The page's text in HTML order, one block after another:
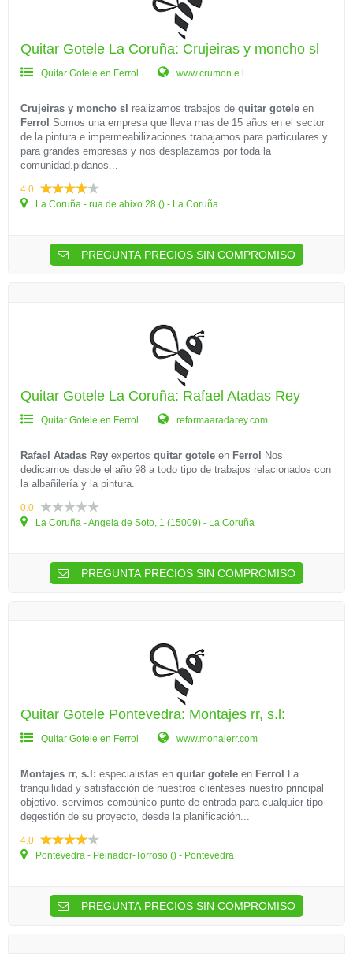
Quitar Gotele La Coruña: Crujeiras y moncho sl
Quitar Gotele en Ferrol www.crumon.e.l
Crujeiras y moncho sl realizamos trabajos de quitar gotele en
Ferrol Somos una empresa que lleva mas de 15 años en el sector
de la pintura e impermeabilizaciones.trabajamos para particulares y
para grandes empresas y nos desplazamos por toda la
comunidad.pidanos...
4.0
La Coruña - rua de abixo 28 () - La Coruña
PREGUNTA PRECIOS SIN COMPROMISO
Quitar Gotele La Coruña: Rafael Atadas Rey
Quitar Gotele en Ferrol reformaaradarey.com
Rafael Atadas Rey expertos quitar gotele en Ferrol
Nos
dedicamos desde el año 98 a todo tipo de trabajos relacionados con
la albañilería y la pintura.
0.0
La Coruña - Angela de Soto, 1 (15009) - La Coruña
PREGUNTA PRECIOS SIN COMPROMISO
Quitar Gotele Pontevedra: Montajes rr, s.l:
Quitar Gotele en Ferrol www.monajerr.com
Montajes rr, s.l: especialistas en quitar gotele en Ferrol
La
tranquilidad y satisfacción de nuestros clienteses nuestro principal
objetivo. servimos comoúnico punto de entrada para cualquier tipo
degestión de su proyecto, desde la planificación...
4.0
Pontevedra - Peinador-Torroso () - Pontevedra
PREGUNTA PRECIOS SIN COMPROMISO